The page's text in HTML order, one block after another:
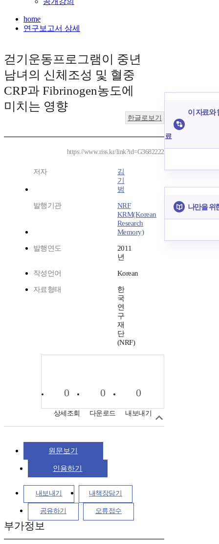
home
연구보고서 상세
걷기운동프로그램이 중년
남녀의 신체조성 및 혈중
CRP과 Fibrinogen농도에
미치는 영향
한글로보기
https://www.riss.kr/link?id=G3682222
저자
김
기
범
발행기관
NRF
KRM(Korean
Research
Memory)
발행연도
2011
년
작성언어 Korean
자료형태
한
국
연
구
재
단
(NRF)
0
상세조회
0
다운로드
0
내보내기
원문보기
인용하기
내보내기 내책장담기
공유하기 오류접수
부가정보
이 자료와
료
나만을 위